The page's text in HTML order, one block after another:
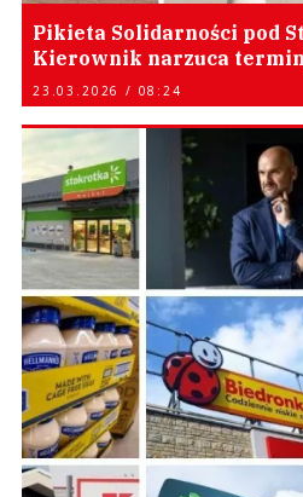
Pikieta Solidarności pod
Kierownik narzuca
23.03.2026 / 08:24